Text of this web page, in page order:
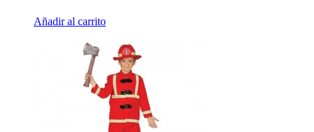
Añadir al carrito